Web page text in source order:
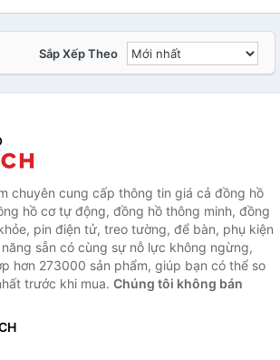
Sắp Xếp Theo
chuyên cung cấp thông tin giá cả đồng hồ
hồ cơ tự động, đồng hồ thông minh, đồng
pin điện tử, treo tường, để bàn, phụ kiện
sẵn có cùng sự nỗ lực không ngừng,
hơn 273000 sản phẩm, giúp bạn có thể so
trước khi mua. Chúng tôi không bán